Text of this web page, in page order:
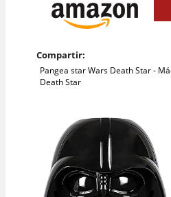
Compartir:
Pangea star Wars Death Star -
Death Star